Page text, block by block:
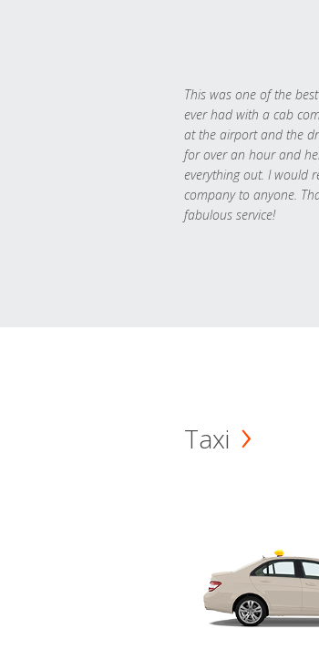
This was one of the
ever had with a cab
at the airport and the
for over an hour and
everything out. I would
company to anyone.
fabulous service!
Taxi